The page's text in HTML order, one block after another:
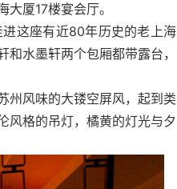
厦17楼宴会厅。
这座有近80年历史的老上海
水墨轩两个包厢都带露台，
州风味的大镂空屏风，起到类
风格的吊灯，橘黄的灯光与夕